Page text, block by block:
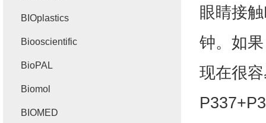
眼睛接触
钟。如果
现在很
BIOplastics
Biooscientific
BioPAL
Biomol
BIOMED